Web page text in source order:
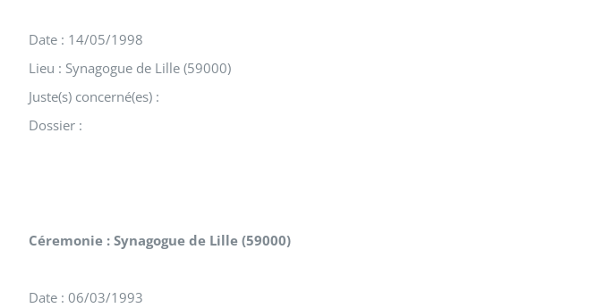
Date : 14/05/1998
Lieu : Synagogue de Lille (59000)
Juste(s) concerné(es) :
Dossier :
Céremonie : Synagogue de Lille (59000)
Date : 06/03/1993